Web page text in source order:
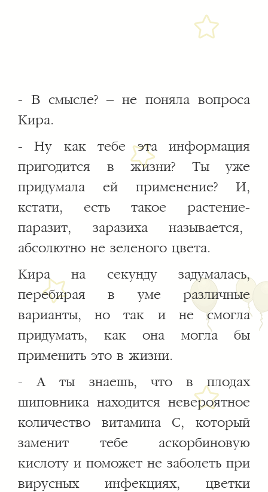
- В смысле? – не поняла вопроса
Кира.
- Ну как тебе эта информация
пригодится в жизни? Ты уже
придумала ей применение? И,
кстати, есть такое растение-
паразит, заразиха называется,
абсолютно не зеленого цвета.
Кира на секунду задумалась,
перебирая в уме различные
варианты, но так и не смогла
придумать, как она могла бы
применить это в жизни.
- А ты знаешь, что в плодах
шиповника находится невероятное
количество витамина С, который
заменит тебе аскорбиновую
кислоту и поможет не заболеть при
вирусных инфекциях, цветки